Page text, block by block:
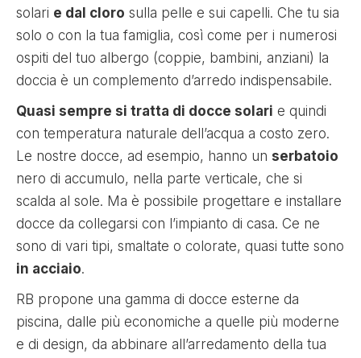
solari e dal cloro sulla pelle e sui capelli. Che tu sia
solo o con la tua famiglia, così come per i numerosi
ospiti del tuo albergo (coppie, bambini, anziani) la
doccia è un complemento d’arredo indispensabile.
Quasi sempre si tratta di docce solari e quindi
con temperatura naturale dell’acqua a costo zero.
Le nostre docce, ad esempio, hanno un serbatoio
nero di accumulo, nella parte verticale, che si
scalda al sole. Ma è possibile progettare e installare
docce da collegarsi con l’impianto di casa. Ce ne
sono di vari tipi, smaltate o colorate, quasi tutte sono
in acciaio.
RB propone una gamma di docce esterne da
piscina, dalle più economiche a quelle più moderne
e di design, da abbinare all’arredamento della tua